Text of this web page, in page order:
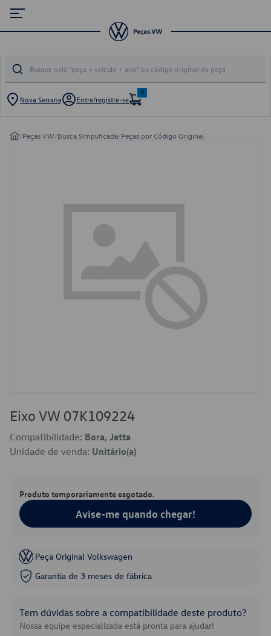
Nova Serrana Entre/registre-se
0
/Peças VW/Busca Simplificada/Peças por Código Original
Eixo VW 07K109224
Compatibilidade: Bora, Jetta
Unidade de venda: Unitário(a)
Produto temporariamente esgotado.
Avise-me quando chegar!
Peça Original Volkswagen
Garantia de 3 meses de fábrica
Tem dúvidas sobre a compatibilidade deste produto?
Nossa equipe especializada está pronta para ajudar!